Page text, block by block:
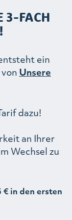
3-FACH
ein
Unsere
dazu!
an Ihrer
Wechsel zu
in den ersten